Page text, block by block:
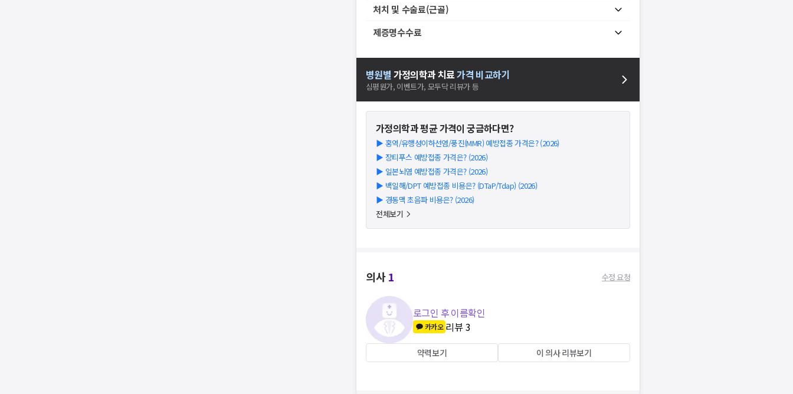
처치 및 수술료(근골)
제증명수수료
병원별 가정의학과치료가격 비교하기
심평원가, 이벤트가, 모두닥 리뷰가 등
가정의학과평균 가격이 궁금하다면?
▶ 홍역/유행성이하선염/풍진(MMR) 예방접종 가격은? (2026)
▶ 장티푸스 예방접종 가격은? (2026)
▶ 일본뇌염 예방접종 가격은? (2026)
▶ 백일해/DPT 예방접종 비용은? (DTaP/Tdap) (2026)
▶ 경동맥 초음파 비용은? (2026)
전체보기
의사1 수정 요청
로그인 후 이름확인
카카오 리뷰3
약력보기 이 의사 리뷰보기